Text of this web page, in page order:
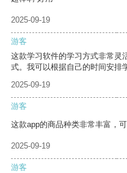
2025-09-19
游客
这款学习软件的学习方式非常灵
式。我可以根据自己的时间安排
2025-09-19
游客
这款app的商品种类非常丰富，
2025-09-19
游客